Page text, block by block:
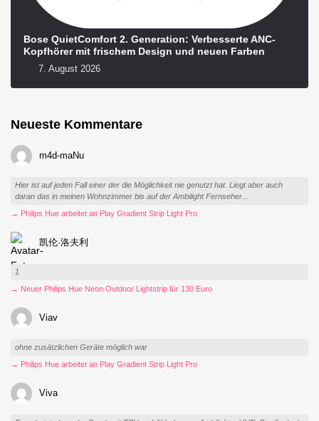
Bose QuietComfort 2. Generation: Verbesserte ANC-
Kopfhörer mit frischem Design und neuen Farben
7. August 2026
Neueste Kommentare
m4d-maNu
Hier ist auf jeden Fall einer der die Möglichkeit nie genutzt hat. Liegt aber auch
daran das in meinen Wohnzimmer bis auf der Ambilight Fernseher...
→ Philips Hue arbeitet an Play Gradient Strip Light Pro
凯伦·洛夫利
1
→ Neuer Philips Hue Neon Outdoor Lightstrip für 130 Euro
Viav
ohne zusätzlichen Geräte möglich war
→ Philips Hue arbeitet an Play Gradient Strip Light Pro
Viva